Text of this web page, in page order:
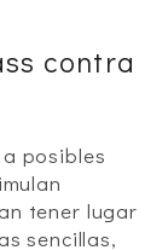
contra
posibles
tener lugar
sencillas,